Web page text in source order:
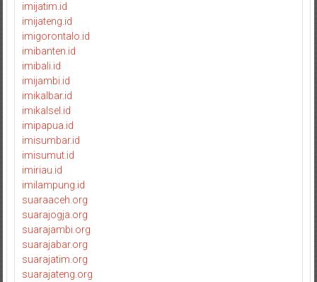
imijatim.id
imijateng.id
imigorontalo.id
imibanten.id
imibali.id
imijambi.id
imikalbar.id
imikalsel.id
imipapua.id
imisumbar.id
imisumut.id
imiriau.id
imilampung.id
suaraaceh.org
suarajogja.org
suarajambi.org
suarajabar.org
suarajatim.org
suarajateng.org